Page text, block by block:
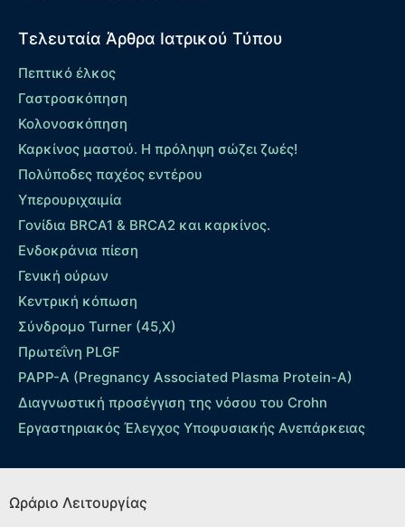
Τελευταία Άρθρα Ιατρικού Τύπου
Πεπτικό έλκος
Γαστροσκόπηση
Κολονοσκόπηση
Καρκίνος μαστού. Η πρόληψη σώζει ζωές!
Πολύποδες παχέος εντέρου
Yπερουριχαιμία
Γονίδια BRCA1 & BRCA2 και καρκίνος.
Ενδοκράνια πίεση
Γενική ούρων
Κεντρική κόπωση
Σύνδρομο Turner (45,X)
Πρωτεΐνη PLGF
PAPP-A (Pregnancy Associated Plasma Protein-A)
Διαγνωστική προσέγγιση της νόσου του Crohn
Εργαστηριακός Έλεγχος Υποφυσιακής Ανεπάρκειας
Ωράριο Λειτουργίας